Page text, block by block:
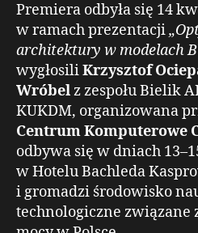
Premiera odbyła się 14
w ramach prezentacji
architektury w modelach
wygłosiliKrzysztof
Wróbelz zespołu Bielik
KUKDM, organizowana
Centrum Komputerowe
odbywa się w dniach
w Hotelu Bachleda
i gromadzi środowisko
technologiczne związane